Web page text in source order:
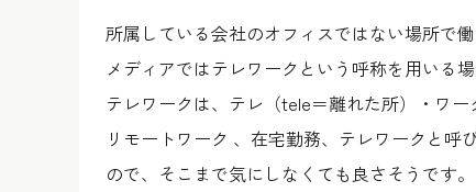
所属している会社のオフィスではない場所で働
メディアではテレワークという呼称を用いる場
テレワークは、テレ（tele＝離れた所）・ワ
リモートワーク 、在宅勤務、テレワークと
ので、そこまで気にしなくても良さそうです。